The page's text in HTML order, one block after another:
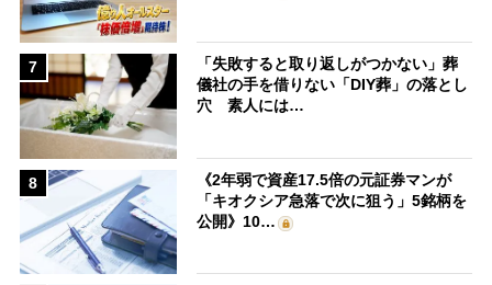
7
「失敗すると取り返しがつかない」葬
儀社の手を借りない「DIY葬」の落とし
穴 素人には…
8
《2年弱で資産17.5倍の元証券マンが
「キオクシア急落で次に狙う」5銘柄を
公開》10…